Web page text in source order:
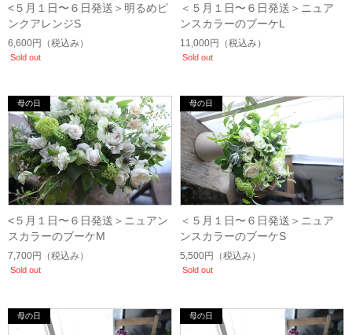
<５月１日〜６日発送＞明るめピ
ンクアレンジS
6,600円 （税込み）
Sold out
＜５月１日〜６日発送＞ニュア
ンスカラーのブーケL
11,000円 （税込み）
Sold out
<５月１日〜６日発送＞ニュアン
スカラーのブーケM
7,700円 （税込み）
Sold out
＜５月１日〜６日発送＞ニュア
ンスカラーのブーケS
5,500円 （税込み）
Sold out